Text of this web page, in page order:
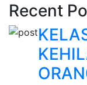
Recent